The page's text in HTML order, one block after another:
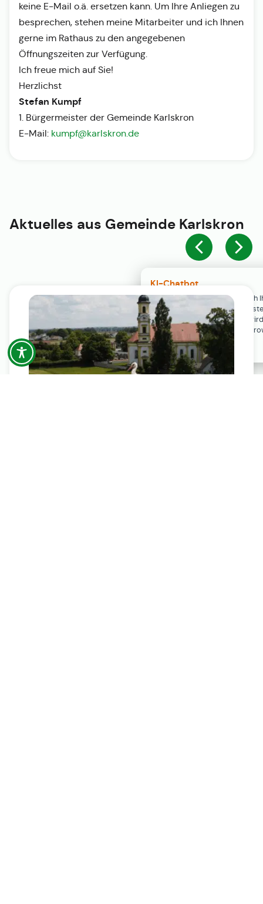
KI-Chatbot
Der KI-Chatbot steht erst nach
Einwilligung in den Cookie-
Verfügung. Der Chat-Verlauf
ausschließlich lokal in Ihrem
gespeichert.
keine E-Mail o.ä. ersetzen kann. Um Ihre Anliegen zu
besprechen, stehen meine Mitarbeiter und ich Ihnen
gerne im Rathaus zu den angegebenen
Öffnungszeiten zur Verfügung.
Ich freue mich auf Sie!
Herzlichst
Stefan Kumpf
1. Bürgermeister der Gemeinde Karlskron
E-Mail: kumpf@karlskron.de
Aktuelles aus Gemeinde Karlskron